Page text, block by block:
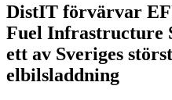
DistIT förvärvar
Fuel Infrastructure
ett av Sveriges
elbilsladdning